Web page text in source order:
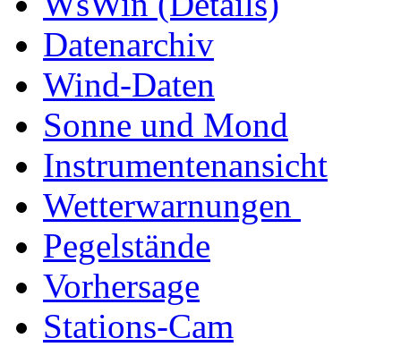
Datenarchiv
Wind-Daten
Sonne und Mond
Instrumentenansicht
Wetterwarnungen
Pegelstände
Vorhersage
Stations-Cam